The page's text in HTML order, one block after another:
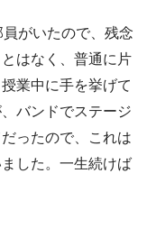
がいたので、残念
はなく、普通に片
業中に手を挙げて
バンドでステージ
ったので、これは
した。一生続けば